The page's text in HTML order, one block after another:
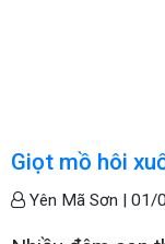
Giọt mồ hôi
Yên Mã Sơn | 01/